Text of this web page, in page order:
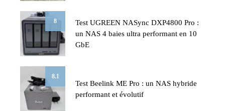
8
Test UGREEN NASync DXP4800 Pro :
un NAS 4 baies ultra performant en 10
GbE
8.1
Test Beelink ME Pro : un NAS hybride
performant et évolutif